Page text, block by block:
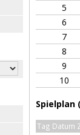
5
6
7
8
9
10
Spielplan
Tag Datum